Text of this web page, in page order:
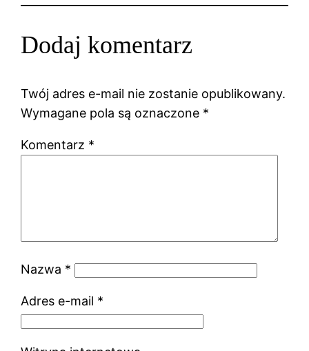
Dodaj komentarz
Twój adres e-mail nie zostanie opublikowany.
Wymagane pola są oznaczone *
Komentarz *
Nazwa *
Adres e-mail *